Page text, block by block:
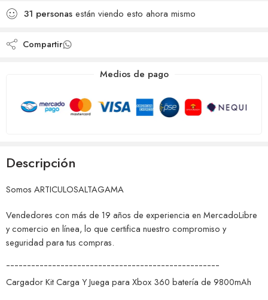
Añadido a la lista de
deseos
31 personas están viendo esto ahora mismo
Compartir
Medios de pago
Descripción
Somos ARTICULOSALTAGAMA
Vendedores con más de 19 años de experiencia en MercadoLibre
y comercio en línea, lo que certifica nuestro compromiso y
seguridad para tus compras.
¯¯¯¯¯¯¯¯¯¯¯¯¯¯¯¯¯¯¯¯¯¯¯¯¯¯¯¯¯¯¯¯¯¯¯¯¯¯¯¯¯¯¯¯¯¯¯¯¯¯¯
Cargador Kit Carga Y Juega para Xbox 360 batería de 9800mAh